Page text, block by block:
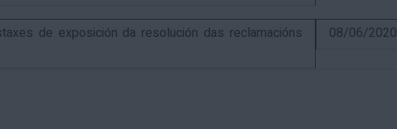
de exposición da resolución das reclamacións
08/06/2020